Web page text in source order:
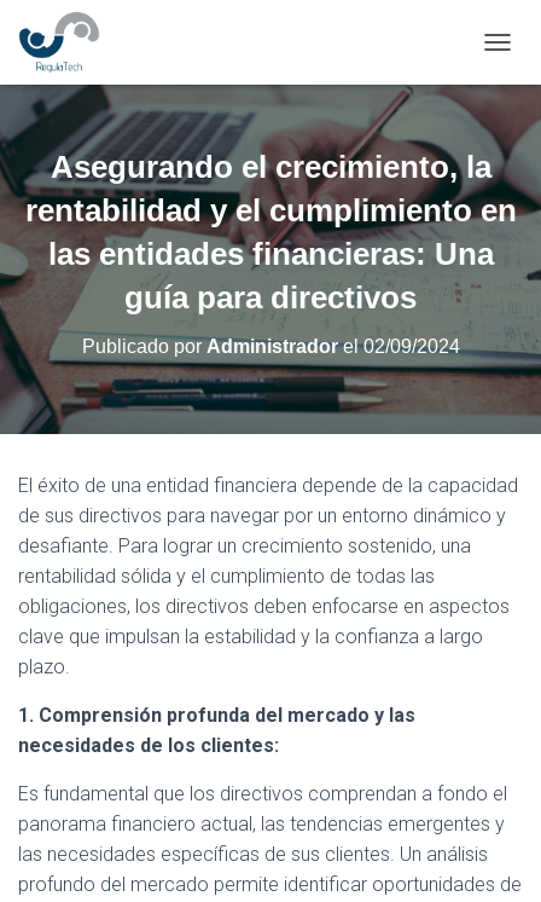
Asegurando el crecimiento, la
rentabilidad y el cumplimiento en
las entidades financieras: Una
guía para directivos
Publicado porAdministradorel02/09/2024
El éxito de una entidad financiera depende de la capacidad
de sus directivos para navegar por un entorno dinámico y
desafiante. Para lograr un crecimiento sostenido, una
rentabilidad sólida y el cumplimiento de todas las
obligaciones, los directivos deben enfocarse en aspectos
clave que impulsan la estabilidad y la confianza a largo
plazo.
1. Comprensión profunda del mercado y las
necesidades de los clientes:
Es fundamental que los directivos comprendan a fondo el
panorama financiero actual, las tendencias emergentes y
las necesidades específicas de sus clientes. Un análisis
profundo del mercado permite identificar oportunidades de